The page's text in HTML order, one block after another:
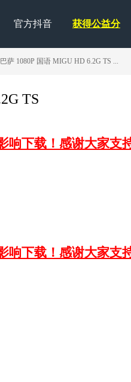
官方抖音 获得公益分
萨 1080P 国语 MIGU HD 6.2G TS ...
TS
响下载！感谢大家支
响下载！感谢大家支